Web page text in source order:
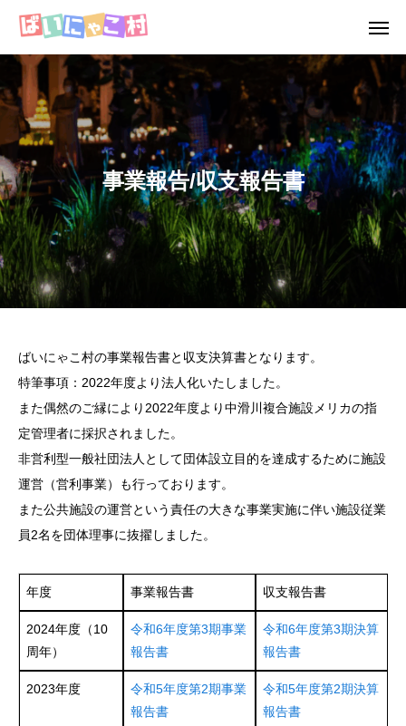
事業報告/収支報告書
ばいにゃこ村の事業報告書と収支決算書となります。
特筆事項：2022年度より法人化いたしました。
また偶然のご縁により2022年度より中滑川複合施設メリカの指
定管理者に採択されました。
非営利型一般社団法人として団体設立目的を達成するために施設
運営（営利事業）も行っております。
また公共施設の運営という責任の大きな事業実施に伴い施設従業
員2名を団体理事に抜擢しました。
年度 事業報告書 収支報告書
2024年度（10
周年）
令和6年度第3期事業
報告書
令和6年度第3期決算
報告書
2023年度
令和5年度第2期事業
報告書
令和5年度第2期決算
報告書